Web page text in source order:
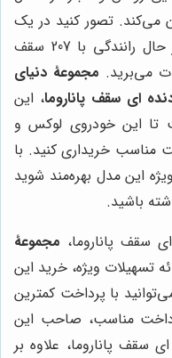
می‌کند. تصور کنید در یک
روز آفتابی یا یک شب پر ستاره، در حال رانندگی با 207 سقف
می‌برید. مجموعۀ دنیای
، این
تا این خودروی لوکس و
مناسب خریداری کنید. با
این مدل بهره‌مند شوید
باشید.
سقف پاناروما، مجموعۀ
تسهیلات ویژه، خرید این
با پرداخت کمترین
مناسب، صاحب این
شوید. پژو 207 دنده ای سقف پاناروما، علاوه بر